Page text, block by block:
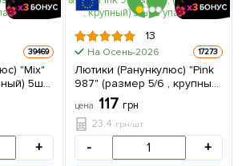
5шт
39469
"Mix"
5шт
+
5шт
13
На Осень-2026 17273
Лютики (Ранункулюс) "Pink
987" (размер 5/6 , крупный)
5шт в упаковке
цена 117 грн
23.4 грн/шт
- +